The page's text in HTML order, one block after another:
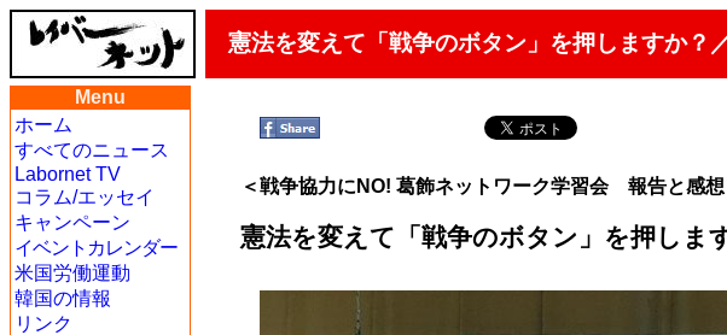
憲法を変えて「戦争のボタン」を押しますか？
Menu
ホーム
すべてのニュース
Labornet TV
コラム/エッセイ
キャンペーン
イベントカレンダー
米国労働運動
韓国の情報
リンク
＜戦争協力にNO! 葛飾ネットワーク学習会 報告と感想
憲法を変えて「戦争のボタン」を押しま